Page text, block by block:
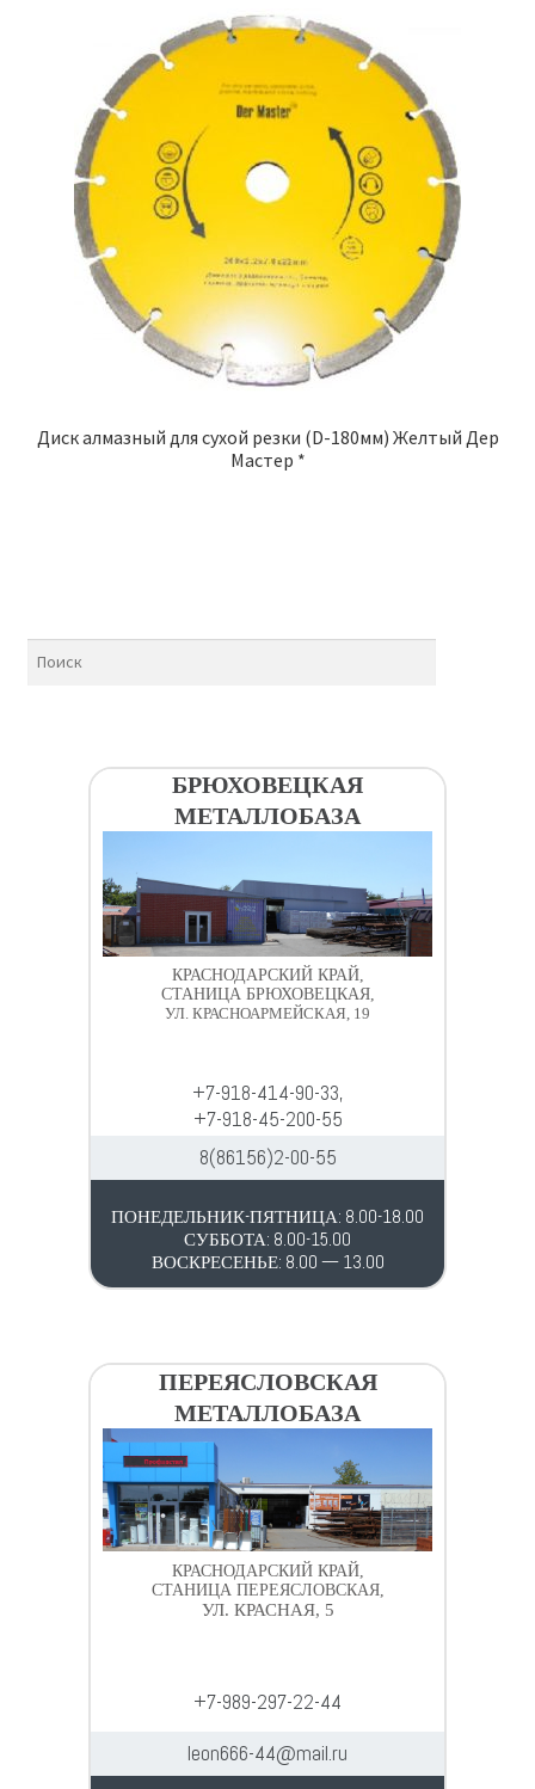
Диск алмазный для сухой резки (D-180мм) Желтый Дер
Мастер *
БРЮХОВЕЦКАЯ
МЕТАЛЛОБАЗА
КРАСНОДАРСКИЙ КРАЙ,
СТАНИЦА БРЮХОВЕЦКАЯ,
УЛ. КРАСНОАРМЕЙСКАЯ, 19
+7-918-414-90-33,
+7-918-45-200-55
8(86156)2-00-55
ПОНЕДЕЛЬНИК-ПЯТНИЦА: 8.00-18.00
СУББОТА: 8.00-15.00
ВОСКРЕСЕНЬЕ: 8.00 — 13.00
ПЕРЕЯСЛОВСКАЯ
МЕТАЛЛОБАЗА
КРАСНОДАРСКИЙ КРАЙ,
СТАНИЦА ПЕРЕЯСЛОВСКАЯ,
УЛ. КРАСНАЯ, 5
+7-989-297-22-44
leon666-44@mail.ru